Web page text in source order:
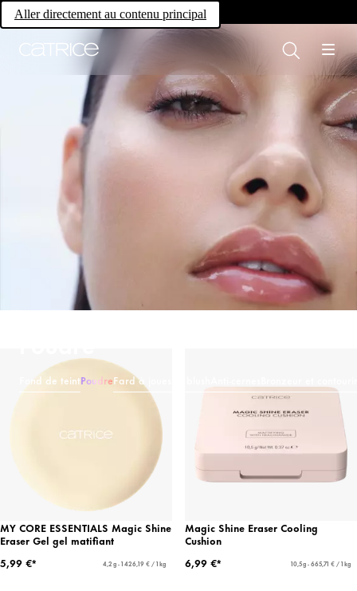
Aller directement au contenu principal
Own your magic.
Fond de teintPoudreFard à joues et blush
MY CORE ESSENTIALS Magic Shine
Eraser Gel gel matifiant
5,99 €*
4,2 g - 1 426,19 € / 1 kg
Magic Shine Eraser Cooling
Cushion
6,99 €*
10,5 g - 665,71 € / 1 kg